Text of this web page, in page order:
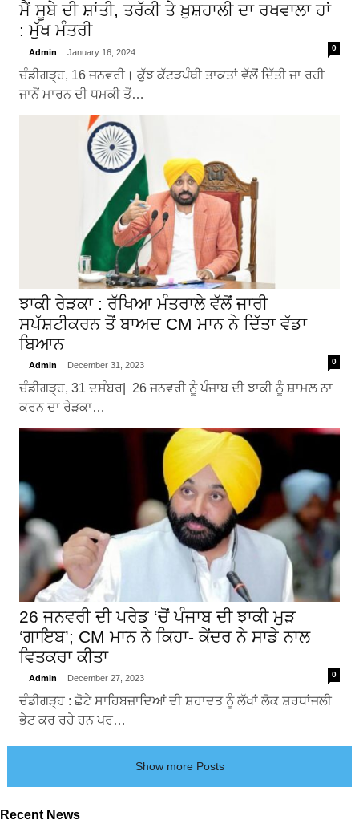
ਮੈਂ ਸੂਬੇ ਦੀ ਸ਼ਾਂਤੀ, ਤਰੱਕੀ ਤੇ ਖ਼ੁਸ਼ਹਾਲੀ ਦਾ ਰਖਵਾਲਾ ਹਾਂ
: ਮੁੱਖ ਮੰਤਰੀ
Admin January 16, 2024 0
ਚੰਡੀਗੜ੍ਹ, 16 ਜਨਵਰੀ। ਕੁੱਝ ਕੱਟੜਪੰਥੀ ਤਾਕਤਾਂ ਵੱਲੋਂ ਦਿੱਤੀ ਜਾ ਰਹੀ
ਜਾਨੋਂ ਮਾਰਨ ਦੀ ਧਮਕੀ ਤੋਂ…
ਝਾਕੀ ਰੇੜਕਾ : ਰੱਖਿਆ ਮੰਤਰਾਲੇ ਵੱਲੋਂ ਜਾਰੀ
ਸਪੱਸ਼ਟੀਕਰਨ ਤੋਂ ਬਾਅਦ CM ਮਾਨ ਨੇ ਦਿੱਤਾ ਵੱਡਾ
ਬਿਆਨ
Admin December 31, 2023 0
ਚੰਡੀਗੜ੍ਹ, 31 ਦਸੰਬਰ| 26 ਜਨਵਰੀ ਨੂੰ ਪੰਜਾਬ ਦੀ ਝਾਕੀ ਨੂੰ ਸ਼ਾਮਲ ਨਾ
ਕਰਨ ਦਾ ਰੇੜਕਾ…
26 ਜਨਵਰੀ ਦੀ ਪਰੇਡ ‘ਚੋਂ ਪੰਜਾਬ ਦੀ ਝਾਕੀ ਮੁੜ
‘ਗਾਇਬ’; CM ਮਾਨ ਨੇ ਕਿਹਾ- ਕੇਂਦਰ ਨੇ ਸਾਡੇ ਨਾਲ
ਵਿਤਕਰਾ ਕੀਤਾ
Admin December 27, 2023 0
ਚੰਡੀਗੜ੍ਹ : ਛੋਟੇ ਸਾਹਿਬਜ਼ਾਦਿਆਂ ਦੀ ਸ਼ਹਾਦਤ ਨੂੰ ਲੱਖਾਂ ਲੋਕ ਸ਼ਰਧਾਂਜਲੀ
ਭੇਟ ਕਰ ਰਹੇ ਹਨ ਪਰ…
Show more Posts
Recent News